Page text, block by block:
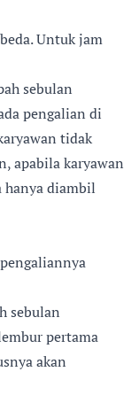
Untuk jam
sebulan
pengalian di
tidak
apabila karyawan
hanya diambil
sebulan
pertama
akan